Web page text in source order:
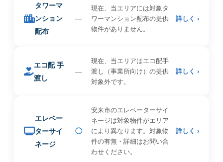
タワーマ
ンション
配布
—
現在、当エリアには対象タ
ワーマンション配布の提供
物件がありません。
詳しく ›
エコ配 手
渡し
—
現在、当エリアはエコ配手
渡し（事業所向け）の提供
対象外です。
詳しく ›
エレベー
ターサイ
ネージ
◯
安来市のエレベーターサイ
ネージは対象物件がエリア
により異なります。対象物
件の有無・詳細はお問い合
わせください。
詳しく ›